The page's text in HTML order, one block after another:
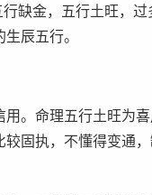
缺金，五行土旺，
辰五行。
。命理五行土旺为
固执，不懂得变通